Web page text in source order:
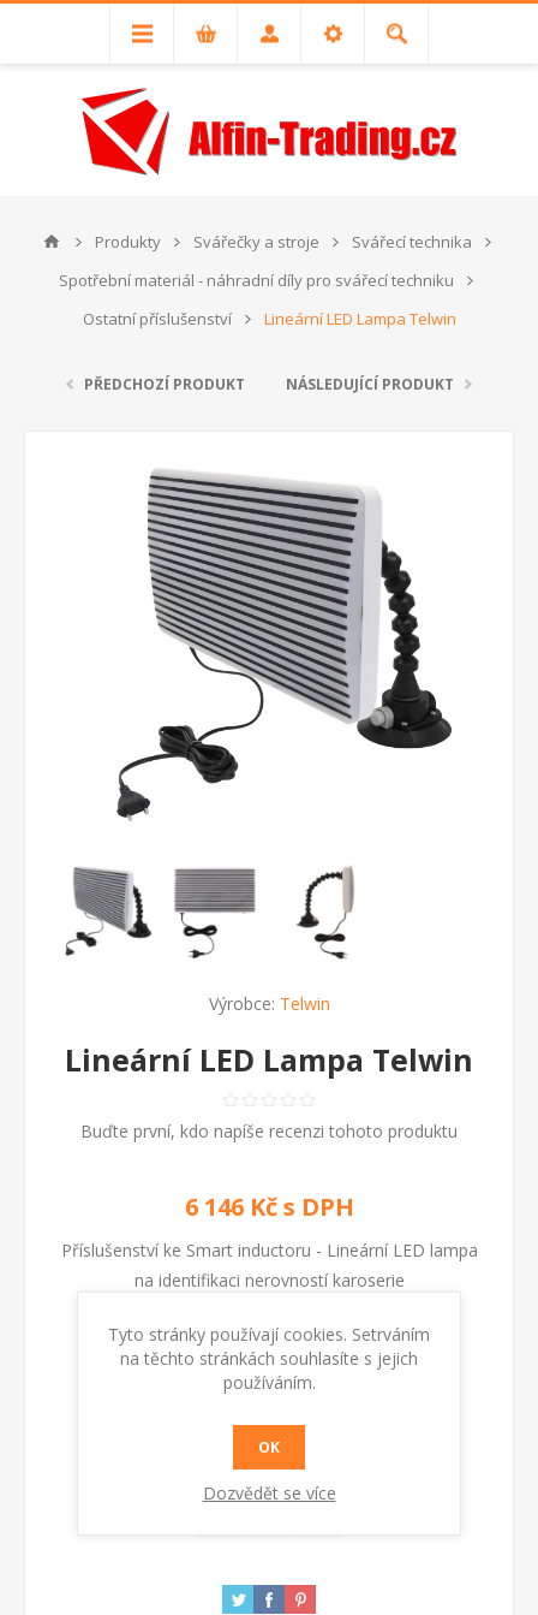
Produkty Svářečky a stroje
Svářecí technika
Spotřební materiál - náhradní díly pro svářecí techniku
Ostatní příslušenství
Lineární LED Lampa Telwin
PŘEDCHOZÍ PRODUKT NÁSLEDUJÍCÍ PRODUKT
Výrobce: Telwin
Lineární LED Lampa Telwin
Buďte první, kdo napíše recenzi tohoto produktu
6 146 Kč s DPH
Příslušenství ke Smart inductoru - Lineární LED lampa
na identifikaci nerovností karoserie
Kód: 804032
Tyto stránky používají cookies. Setrváním
na těchto stránkách souhlasíte s jejich
používáním.
OK
Dozvědět se více